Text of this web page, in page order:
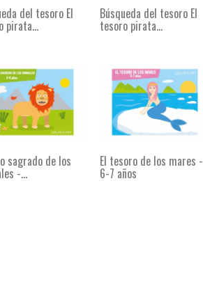
del tesoro El
pirata...
Búsqueda del tesoro El
tesoro pirata...
sagrado de los
-...
El tesoro de los mares -
6-7 años